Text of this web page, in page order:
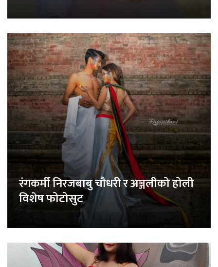
रंगकर्मी निरजबाबु चौधरी र अञ्जलीको होली
विशेष फोटोसुट